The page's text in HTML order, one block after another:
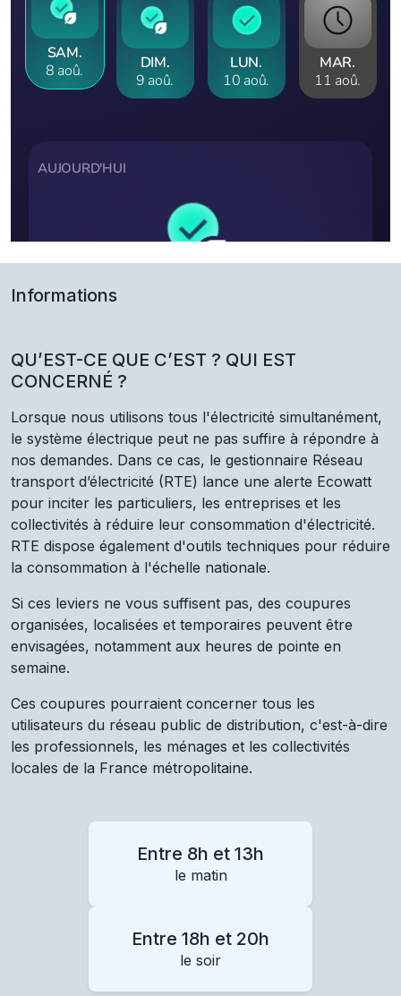
Informations
QU’EST-CE QUE C’EST ? QUI EST
CONCERNÉ ?
Lorsque nous utilisons tous l'électricité simultanément,
le système électrique peut ne pas suffire à répondre à
nos demandes. Dans ce cas, le gestionnaire Réseau
transport d’électricité (RTE) lance une alerte Ecowatt
pour inciter les particuliers, les entreprises et les
collectivités à réduire leur consommation d'électricité.
RTE dispose également d'outils techniques pour réduire
la consommation à l'échelle nationale.
Si ces leviers ne vous suffisent pas, des coupures
organisées, localisées et temporaires peuvent être
envisagées, notamment aux heures de pointe en
semaine.
Ces coupures pourraient concerner tous les
utilisateurs du réseau public de distribution, c'est-à-dire
les professionnels, les ménages et les collectivités
locales de la France métropolitaine.
Entre 8h et 13h
le matin
Entre 18h et 20h
le soir